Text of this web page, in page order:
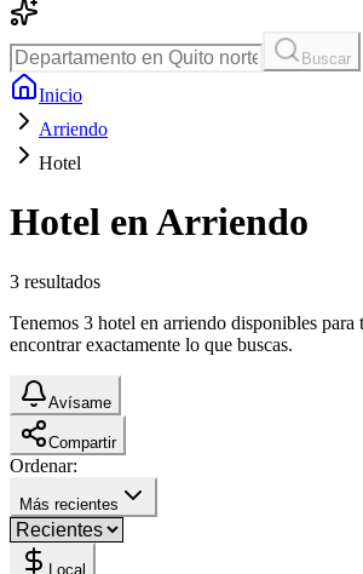
Buscar
Inicio
Arriendo
Hotel
Hotel en Arriendo
3 resultados
Tenemos 3 hotel en arriendo disponibles
encontrar exactamente lo que buscas.
Avísame
Compartir
Ordenar:
Más recientes
Local